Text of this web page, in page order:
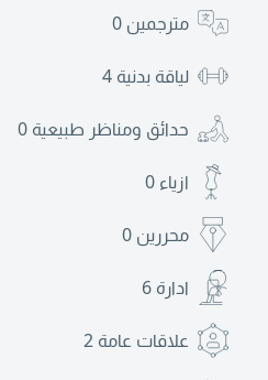
مترجمين 0
لياقة بدنية 4
حدائق ومناظر طبيعية 0
ازياء 0
محررين 0
ادارة 6
علاقات عامة 2